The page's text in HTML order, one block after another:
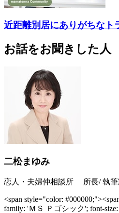
近距離別居にありがちなト
お話をお聞きした人
二松まゆみ
恋人・夫婦仲相談所 所長/ 執筆
<span style="color:
family: 'ＭＳ Ｐゴシック'; font-size: